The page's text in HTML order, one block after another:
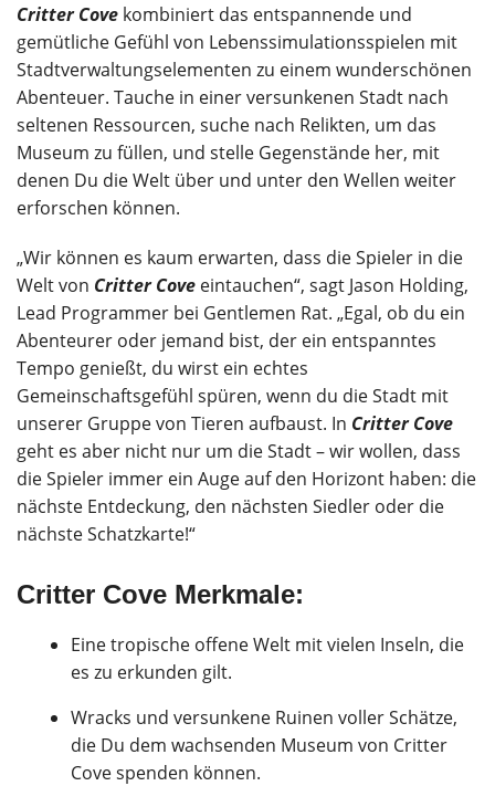
Critter Cove kombiniert das entspannende und
gemütliche Gefühl von Lebenssimulationsspielen mit
Stadtverwaltungselementen zu einem wunderschönen
Abenteuer. Tauche in einer versunkenen Stadt nach
seltenen Ressourcen, suche nach Relikten, um das
Museum zu füllen, und stelle Gegenstände her, mit
denen Du die Welt über und unter den Wellen weiter
erforschen können.
„Wir können es kaum erwarten, dass die Spieler in die
Welt von Critter Cove eintauchen“, sagt Jason Holding,
Lead Programmer bei Gentlemen Rat. „Egal, ob du ein
Abenteurer oder jemand bist, der ein entspanntes
Tempo genießt, du wirst ein echtes
Gemeinschaftsgefühl spüren, wenn du die Stadt mit
unserer Gruppe von Tieren aufbaust. In Critter Cove
geht es aber nicht nur um die Stadt – wir wollen, dass
die Spieler immer ein Auge auf den Horizont haben: die
nächste Entdeckung, den nächsten Siedler oder die
nächste Schatzkarte!“
Critter Cove Merkmale:
Eine tropische offene Welt mit vielen Inseln, die
es zu erkunden gilt.
Wracks und versunkene Ruinen voller Schätze,
die Du dem wachsenden Museum von Critter
Cove spenden können.